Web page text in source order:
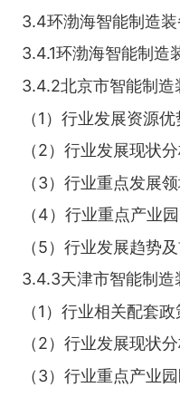
3.4环渤海智能制造
3.4.1环渤海智能制造
3.4.2北京市智能制
（1）行业发展资源优
（2）行业发展现状
（3）行业重点发展
（4）行业重点产业
（5）行业发展趋势
3.4.3天津市智能制
（1）行业相关配套政
（2）行业发展现状
（3）行业重点产业